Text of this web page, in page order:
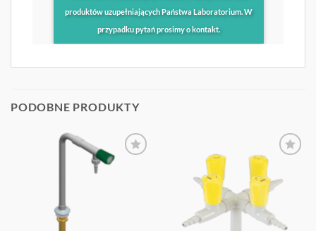
produktów uzupełniających Państwa Laboratorium. W
przypadku pytań prosimy o kontakt.
PODOBNE PRODUKTY
OBSERWUJ OBSERWUJ